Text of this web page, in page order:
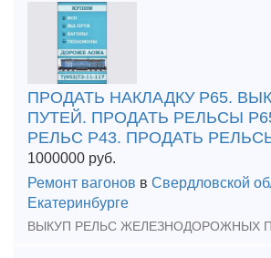
ПРОДАТЬ НАКЛАДКУ Р65.
ПУТЕЙ. ПРОДАТЬ РЕЛЬСЫ
РЕЛЬС Р43. ПРОДАТЬ
1000000 руб.
Ремонт вагонов в Свердловской
Екатеринбурге